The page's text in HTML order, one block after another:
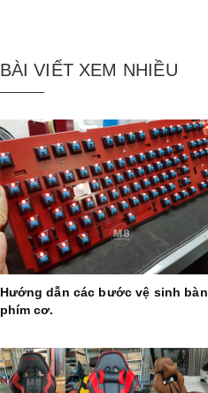
BÀI VIẾT XEM NHIỀU
Hướng dẫn các bước vệ sinh bàn
phím cơ.